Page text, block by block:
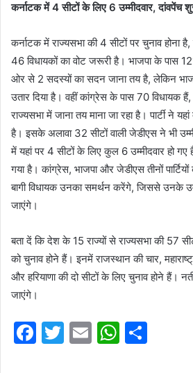
कर्नाटक में 4 सीटों के लिए 6 उम्मीदवार, दांवपेंच
कर्नाटक में राज्यसभा की 4 सीटों पर चुनाव होना
46 विधायकों का वोट जरूरी है। भाजपा के पास
ओर से 2 सदस्यों का सदन जाना तय है, लेकिन
उतार दिया है। वहीं कांग्रेस के पास 70 विधायक
राज्यसभा में जाना तय माना जा रहा है। पार्टी ने यहां
है। इसके अलावा 32 सीटों वाली जेडीएस ने भी
में यहां पर 4 सीटों के लिए कुल 6 उम्मीदवार हो
गया है। कांग्रेस, भाजपा और जेडीएस तीनों
बागी विधायक उनका समर्थन करेंगे, जिससे उनके
जाएंगे।
बता दें कि देश के 15 राज्यों से राज्यसभा की 57
को चुनाव होने हैं। इनमें राजस्थान की चार,
और हरियाणा की दो सीटों के लिए चुनाव होने हैं।
जाएंगे।
F
T
E
W